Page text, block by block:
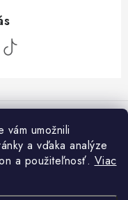
vám umožnili
a vďaka analýze
a použiteľnosť. Viac